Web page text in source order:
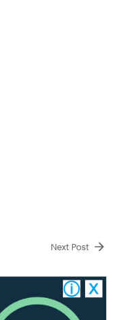
Next Post